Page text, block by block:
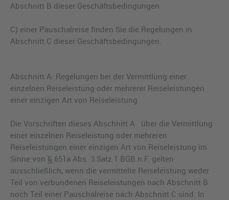
Abschnitt B dieser Geschäftsbedingungen
C) einer Pauschalreise finden Sie die Regelungen in
Abschnitt C dieser Geschäftsbedingungen.
Abschnitt A: Regelungen bei der Vermittlung einer
einzelnen Reiseleistung oder mehrerer Reiseleistungen
einer einzigen Art von Reiseleistung
Die Vorschriften dieses Abschnitt A über die Vermittlung
einer einzelnen Reiseleistung oder mehreren
Reiseleistungen einer einzigen Art von Reiseleistung im
Sinne von § 651a Abs. 3 Satz 1 BGB n.F. gelten
ausschließlich, wenn die vermittelte Reiseleistung weder
Teil von verbundenen Reiseleistungen nach Abschnitt B
noch Teil einer Pauschalreise nach Abschnitt C sind. In